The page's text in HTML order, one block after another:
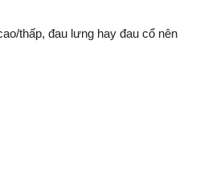
thấp, đau lưng hay đau cổ nên